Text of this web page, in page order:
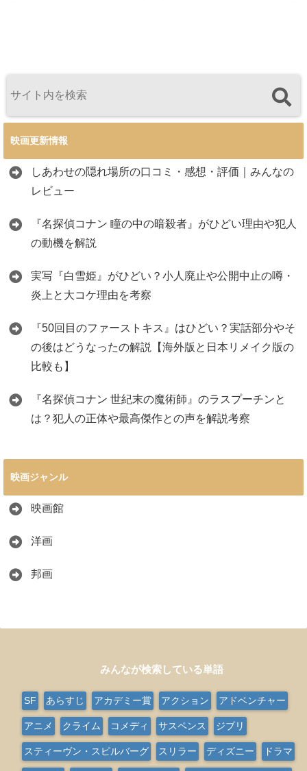
映画更新情報
しあわせの隠れ場所の口コミ・感想・評価｜みんなの
レビュー
『名探偵コナン 瞳の中の暗殺者』がひどい理由や犯人
の動機を解説
実写『白雪姫』がひどい？小人廃止や公開中止の噂・
炎上と大コケ理由を考察
『50回目のファーストキス』はひどい？実話部分やそ
の後はどうなったの解説【海外版と日本リメイク版の
比較も】
『名探偵コナン 世紀末の魔術師』のラスプーチンと
は？犯人の正体や最高傑作との声を解説考察
映画ジャンル
映画館
洋画
邦画
みんなが検索している単語
SF あらすじ アカデミー賞 アクション アドベンチャー
アニメ クライム コメディ サスペンス ジブリ
スティーヴン・スピルバーグ スリラー ディズニー ドラマ